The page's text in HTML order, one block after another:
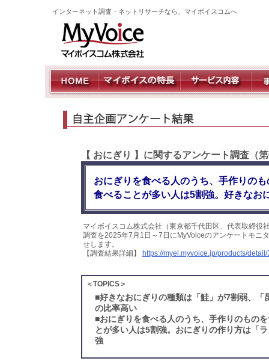
インターネット調査・ネットリサーチなら、マイボイスコムへ
【 おにぎり 】に関するアンケート調査（
おにぎりを食べる人のうち、手作りの
食べることが多い人は5割強。好きなお
マイボイスコム株式会社（東京都千代田区、代表取締
調査を2025年7月1日～7日にMyVoiceのアンケートモニ
せします。
【調査結果詳細】
https://myel.myvoice.jp/products/
＜TOPICS＞
■好きなおにぎりの種類は「鮭」が7割弱、
の比率高い
■おにぎりを食べる人のうち、手作りのもの
とが多い人は5割強。おにぎりの作り方は「
強